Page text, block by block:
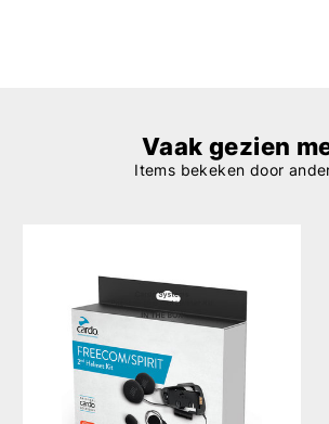
Vaak gezien
Items bekeken door